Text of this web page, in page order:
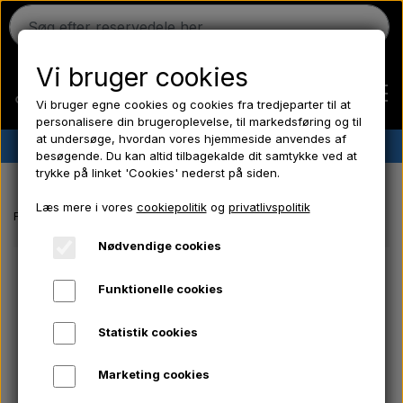
Ferguson
Massey Ferguson
✔︎ Dansk lager✔︎ Hurtig levering ✔︎ Lave priser
Forside Massey Ferguson reservedele Vandpumpe - Prop
Vi bruger cookies
Vi bruger egne cookies og cookies fra tredjeparter til at
personalisere din brugeroplevelse, til markedsføring og til
at undersøge, hvordan vores hjemmeside anvendes af
besøgende. Du kan altid tilbagekalde dit samtykke ved at
trykke på linket 'Cookies' nederst på siden.
Læs mere i vores cookiepolitikog privatlivspolitik
Nødvendige cookies
Funktionelle cookies
Statistik cookies
Marketing cookies